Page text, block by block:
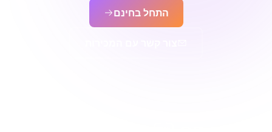
התחל בחינם